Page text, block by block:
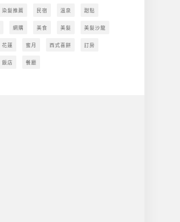
染髮推薦 民宿 溫泉 甜點
網購 美食 美髮 美髮沙龍
花蓮 蜜月 西式喜餅 訂房
飯店 餐廳